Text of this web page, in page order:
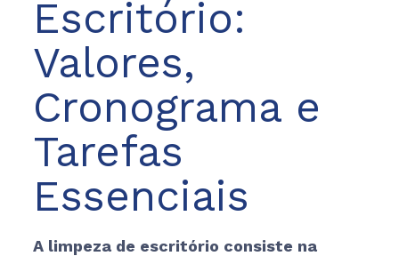
Escritório:
Valores,
Cronograma e
Tarefas
Essenciais
A limpeza de escritório consiste na